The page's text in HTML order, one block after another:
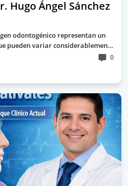
Hugo Ángel Sánchez
odontogénico representan un
pueden variar considerablemen…
0